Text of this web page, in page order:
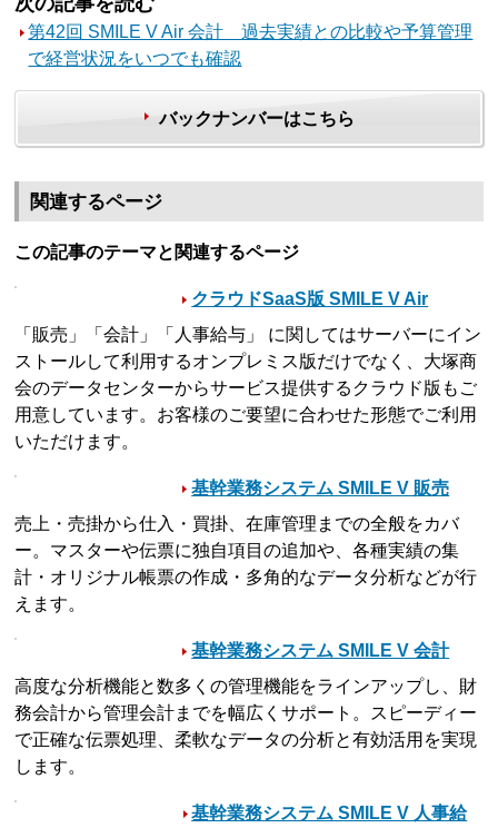
第42回 SMILE V Air 会計 過去実績との比較や予算管理
で経営状況をいつでも確認
バックナンバーはこちら
関連するページ
この記事のテーマと関連するページ
クラウドSaaS版 SMILE V Air
「販売」「会計」「人事給与」 に関してはサーバーにイン
ストールして利用するオンプレミス版だけでなく、大塚商
会のデータセンターからサービス提供するクラウド版もご
用意しています。お客様のご要望に合わせた形態でご利用
いただけます。
基幹業務システム SMILE V 販売
売上・売掛から仕入・買掛、在庫管理までの全般をカバ
ー。マスターや伝票に独自項目の追加や、各種実績の集
計・オリジナル帳票の作成・多角的なデータ分析などが行
えます。
基幹業務システム SMILE V 会計
高度な分析機能と数多くの管理機能をラインアップし、財
務会計から管理会計までを幅広くサポート。スピーディー
で正確な伝票処理、柔軟なデータの分析と有効活用を実現
します。
基幹業務システム SMILE V 人事給